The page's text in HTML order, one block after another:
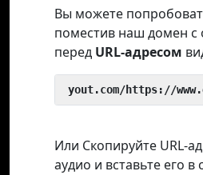
Вы можете
поместив наш домен с
перед URL-адресом
yout.com/https://
Или Скопируйте URL-
аудио и вставьте его в